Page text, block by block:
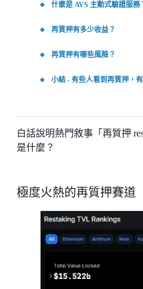
什麼是 AVS 主動式驗證服務
再質押有多少收益？
再質押有哪些風險？
小結 - 有些人看到再質押，
白話說明熱門敘事「再質押
是什麼？
極度火熱的再質押賽道